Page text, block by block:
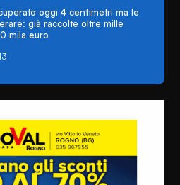
oggi 4 centimetri ma le
già raccolte oltre mille
mila euro